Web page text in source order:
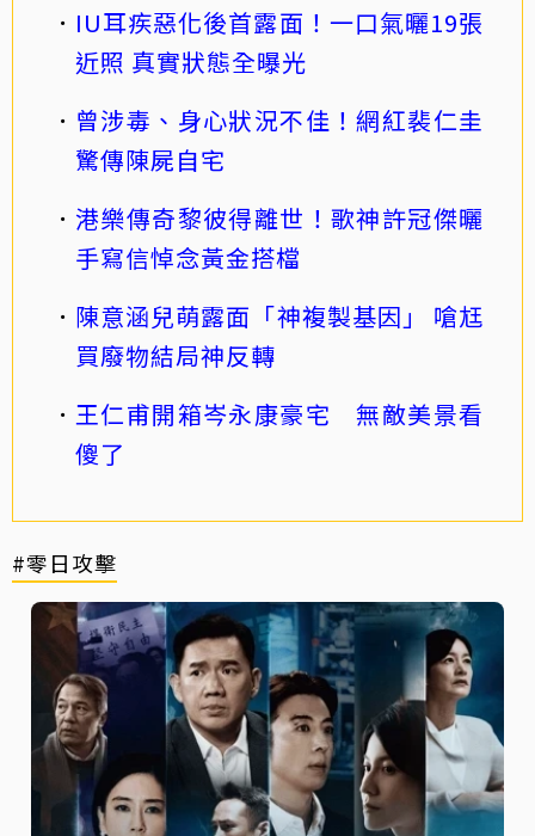
IU耳疾惡化後首露面！一口氣曬19張
近照 真實狀態全曝光
曾涉毒、身心狀況不佳！網紅裴仁圭
驚傳陳屍自宅
港樂傳奇黎彼得離世！歌神許冠傑曬
手寫信悼念黃金搭檔
陳意涵兒萌露面「神複製基因」 嗆尪
買廢物結局神反轉
王仁甫開箱岑永康豪宅 無敵美景看
傻了
#零日攻擊